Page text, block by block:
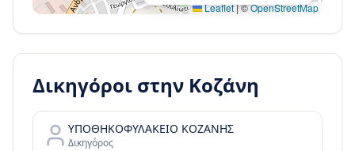
Leaflet|©OpenStreetMap
Δικηγόροι στην Κοζάνη
ΥΠΟΘΗΚΟΦΥΛΑΚΕΙΟ ΚΟΖΑΝΗΣ
Δικηγόρος